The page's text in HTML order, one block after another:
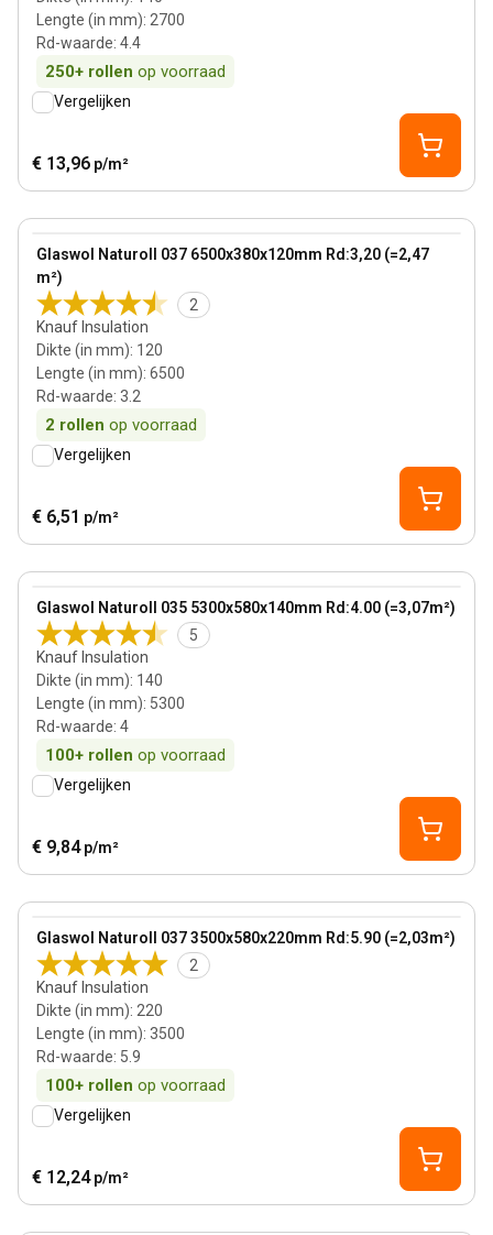
Lengte (in mm): 2700
Rd-waarde: 4.4
250+ rollen op voorraad
Vergelijken
€ 13,96 p/m²
Glaswol Naturoll 037 6500x380x120mm Rd:3,20 (=2,47
m²)
2
Knauf Insulation
Dikte (in mm): 120
Lengte (in mm): 6500
Rd-waarde: 3.2
2 rollen op voorraad
View product
Vergelijken
€ 6,51 p/m²
Bestseller
Glaswol Naturoll 035 5300x580x140mm Rd:4.00 (=3,07m²)
5
Knauf Insulation
Dikte (in mm): 140
Lengte (in mm): 5300
Rd-waarde: 4
100+ rollen op voorraad
View product
Vergelijken
€ 9,84 p/m²
Glaswol Naturoll 037 3500x580x220mm Rd:5.90 (=2,03m²)
2
Knauf Insulation
Dikte (in mm): 220
Lengte (in mm): 3500
Rd-waarde: 5.9
100+ rollen op voorraad
View product
Vergelijken
€ 12,24 p/m²